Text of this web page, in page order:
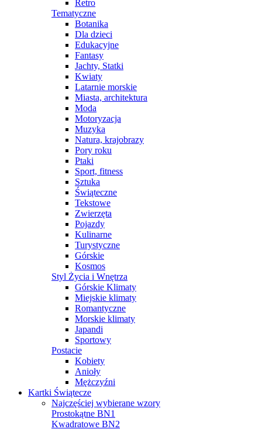
Retro
Tematyczne
Botanika
Dla dzieci
Edukacyjne
Fantasy
Jachty, Statki
Kwiaty
Latarnie morskie
Miasta, architektura
Moda
Motoryzacja
Muzyka
Natura, krajobrazy
Pory roku
Ptaki
Sport, fitness
Sztuka
Świąteczne
Tekstowe
Zwierzęta
Pojazdy
Kulinarne
Turystyczne
Górskie
Kosmos
Styl Życia i Wnętrza
Górskie Klimaty
Miejskie klimaty
Romantyczne
Morskie klimaty
Japandi
Sportowy
Postacie
Kobiety
Anioły
Mężczyźni
Kartki Świątecze
Najczęściej wybierane wzory
Prostokątne BN1
Kwadratowe BN2